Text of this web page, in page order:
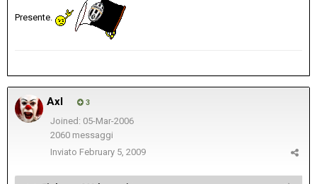
Presente.
Axl 3
Joined: 05-Mar-2006
2060 messaggi
Inviato February 5, 2009